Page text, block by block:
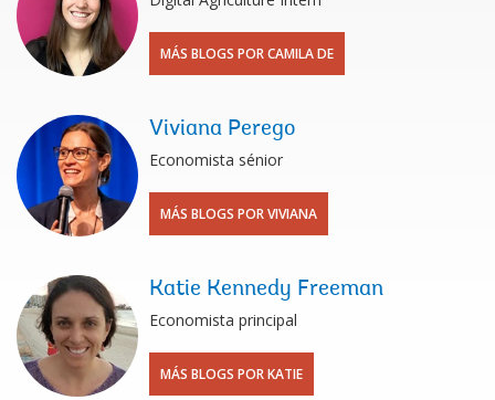
MÁS BLOGS POR CAMILA DE
Viviana Perego
Economista sénior
MÁS BLOGS POR VIVIANA
Katie Kennedy Freeman
Economista principal
MÁS BLOGS POR KATIE